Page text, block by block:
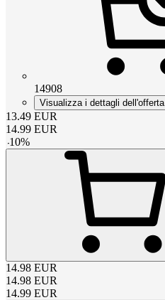
14908
Visualizza i dettagli dell'offerta
13.49 EUR
14.99 EUR
-10%
14.98 EUR
14.98 EUR
14.99 EUR